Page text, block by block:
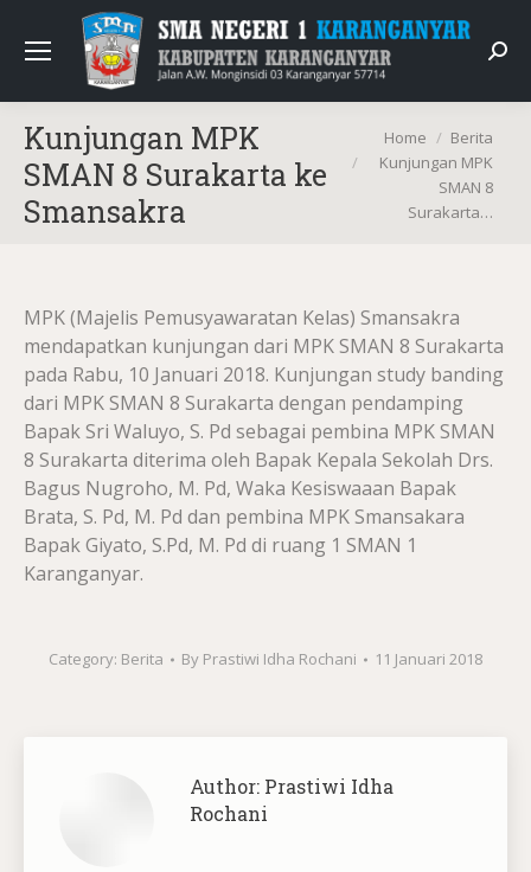
Kunjungan MPK
SMAN 8 Surakarta ke
Smansakra
You are here:
Home
Berita
Kunjungan MPK
SMAN 8
Surakarta…
MPK (Majelis Pemusyawaratan Kelas) Smansakra
mendapatkan kunjungan dari MPK SMAN 8 Surakarta
pada Rabu, 10 Januari 2018. Kunjungan study banding
dari MPK SMAN 8 Surakarta dengan pendamping
Bapak Sri Waluyo, S. Pd sebagai pembina MPK SMAN
8 Surakarta diterima oleh Bapak Kepala Sekolah Drs.
Bagus Nugroho, M. Pd, Waka Kesiswaaan Bapak
Brata, S. Pd, M. Pd dan pembina MPK Smansakara
Bapak Giyato, S.Pd, M. Pd di ruang 1 SMAN 1
Karanganyar.
Category: Berita By Prastiwi Idha Rochani 11 Januari 2018
Author: Prastiwi Idha
Rochani